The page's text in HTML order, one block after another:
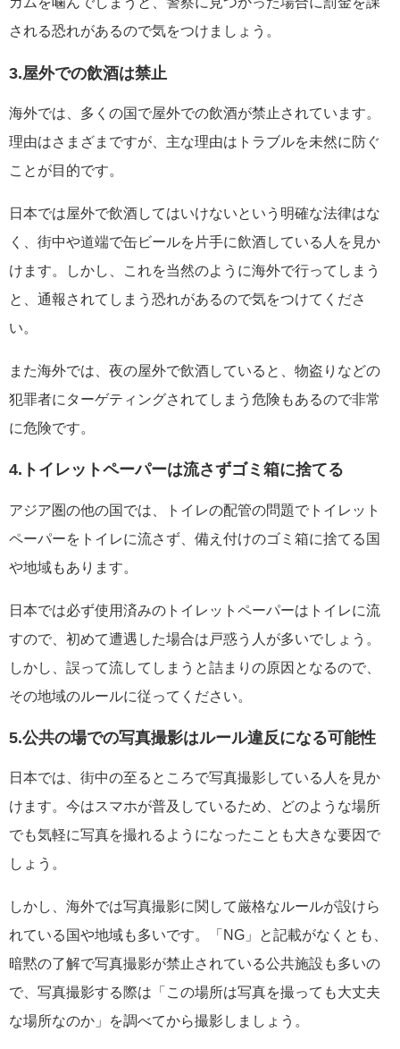
される恐れがあるので気をつけましょう。
3.屋外での飲酒は禁止
海外では、多くの国で屋外での飲酒が禁止されています。
理由はさまざまですが、主な理由はトラブルを未然に防ぐ
ことが目的です。
日本では屋外で飲酒してはいけないという明確な法律はな
く、街中や道端で缶ビールを片手に飲酒している人を見か
けます。しかし、これを当然のように海外で行ってしまう
と、通報されてしまう恐れがあるので気をつけてくださ
い。
また海外では、夜の屋外で飲酒していると、物盗りなどの
犯罪者にターゲティングされてしまう危険もあるので非常
に危険です。
4.トイレットペーパーは流さずゴミ箱に捨てる
アジア圏の他の国では、トイレの配管の問題でトイレット
ペーパーをトイレに流さず、備え付けのゴミ箱に捨てる国
や地域もあります。
日本では必ず使用済みのトイレットペーパーはトイレに流
すので、初めて遭遇した場合は戸惑う人が多いでしょう。
しかし、誤って流してしまうと詰まりの原因となるので、
その地域のルールに従ってください。
5.公共の場での写真撮影はルール違反になる可能性
日本では、街中の至るところで写真撮影している人を見か
けます。今はスマホが普及しているため、どのような場所
でも気軽に写真を撮れるようになったことも大きな要因で
しょう。
しかし、海外では写真撮影に関して厳格なルールが設けら
れている国や地域も多いです。「NG」と記載がなくとも、
暗黙の了解で写真撮影が禁止されている公共施設も多いの
で、写真撮影する際は「この場所は写真を撮っても大丈夫
な場所なのか」を調べてから撮影しましょう。